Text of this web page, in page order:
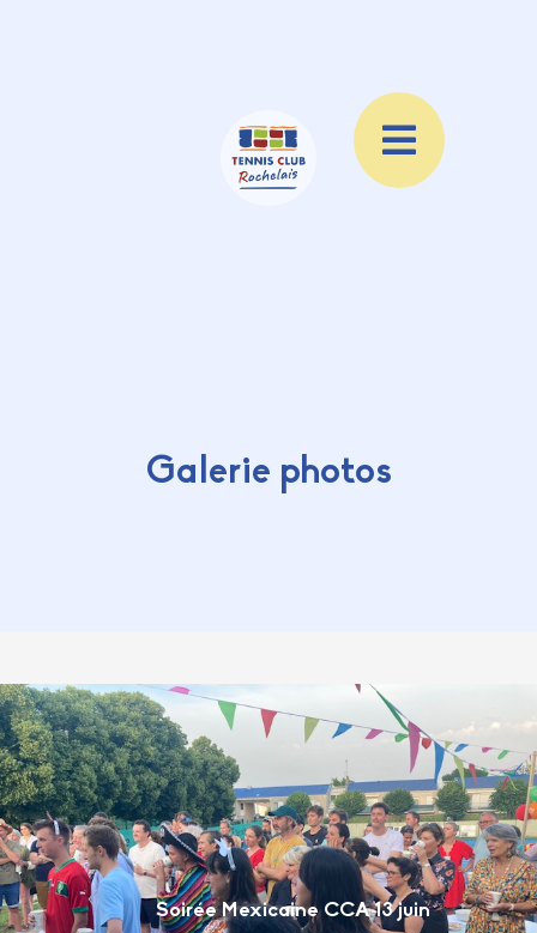
Galerie photos
Soirée Mexicaine CCA 13 juin